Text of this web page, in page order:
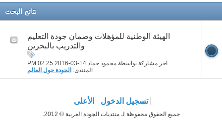
نتائج البحث
الهيئة الوطنية للمؤهلات وضمان جودة التعليم
والتدريب بالبحرين
آخر مشاركة بواسطة محمود حماد 14-03-2016
02:25 PM
المنتدى: الجودة حول العالم
تسجيل الدخول الأعلى
جميع الحقوق محفوظة لـ منتديات الجودة العربية © 2012.